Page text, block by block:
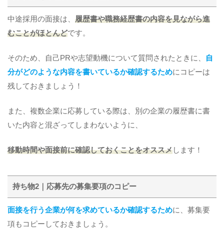
中途採用の面接は、 履歴書や職務経歴書の内容を見ながら進
むことがほとんどです。
そのため、自己PRや志望動機について質問されたときに、
自
分がどのような内容を書いているか確認するためにコピーは
残しておきましょう！
また、複数企業に応募している際は、別の企業の履歴書に書
いた内容と混ざってしまわないように、
移動時間や面接前に確認しておくことをオススメします！
持ち物2｜応募先の募集要項のコピー
面接を行う企業が何を求めているか確認するために、募集要
項もコピーしておきましょう。